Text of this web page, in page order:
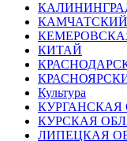
КИТАЙ
Культура
КУРГАНСКАЯ
КУРСКАЯ
ЛИПЕЦКАЯ